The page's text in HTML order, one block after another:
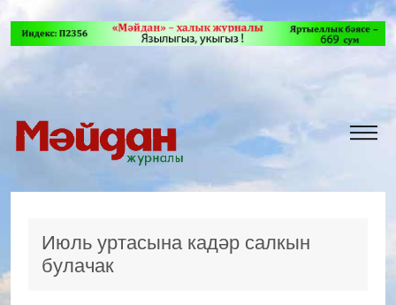
Июль уртасына кадәр салкын
булачак